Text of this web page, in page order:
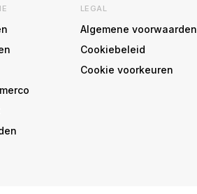
LEGAL
Algemene voorwaarden
Cookiebeleid
Cookie voorkeuren